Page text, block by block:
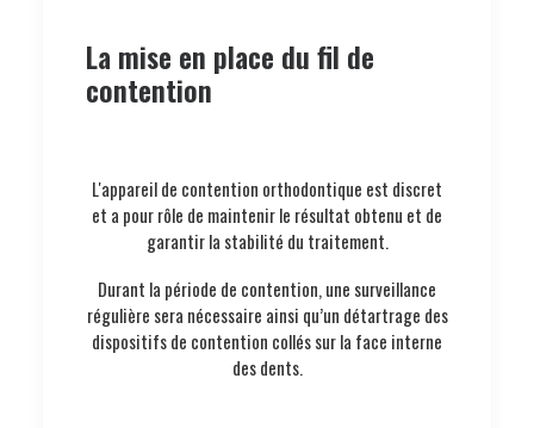
La mise en place du fil de
contention
L'appareil de contention orthodontique est discret
et a pour rôle de maintenir le résultat obtenu et de
garantir la stabilité du traitement.
Durant la période de contention, une surveillance
régulière sera nécessaire ainsi qu’un détartrage des
dispositifs de contention collés sur la face interne
des dents.